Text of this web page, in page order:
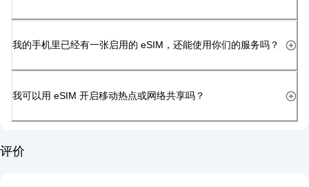
我的手机里已经有一张启用的 eSIM，还能使用你们的服务吗？
我可以用 eSIM 开启移动热点或网络共享吗？
评价